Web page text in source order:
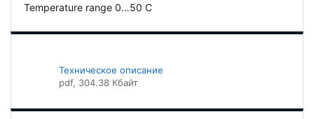
Temperature range 0…50 C
Техническое описание
pdf, 304.38 Кбайт